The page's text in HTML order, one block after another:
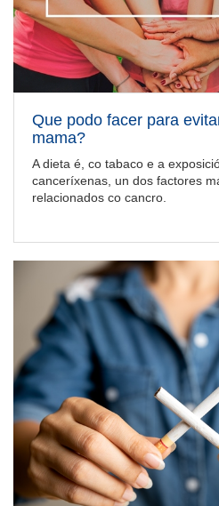
Que podo facer para
mama?
A dieta é, co tabaco e a
canceríxenas, un dos factores
relacionados co cancro.